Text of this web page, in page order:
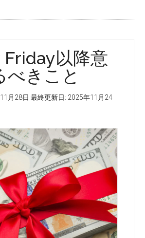
以降意
べきこと
月28日 最終更新日: 2025年11月24